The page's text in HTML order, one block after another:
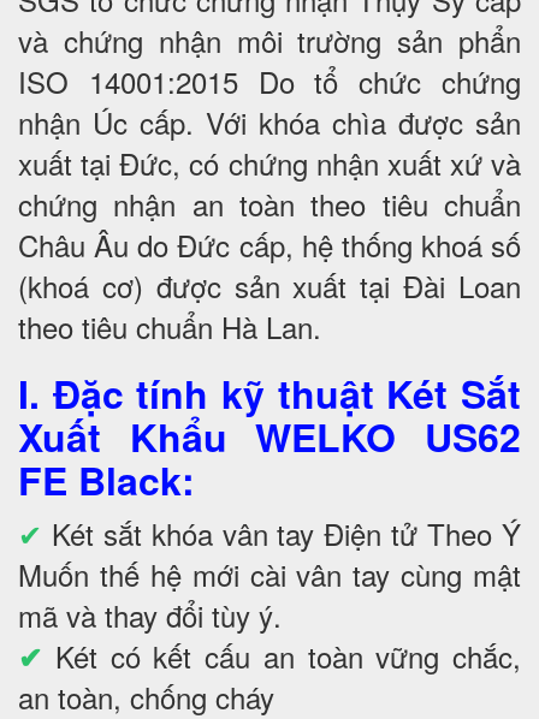
và chứng nhận môi trường sản phẩn
ISO 14001:2015 Do tổ chức chứng
nhận Úc cấp. Với khóa chìa được sản
xuất tại Đức, có chứng nhận xuất xứ và
chứng nhận an toàn theo tiêu chuẩn
Châu Âu do Đức cấp, hệ thống khoá số
(khoá cơ) được sản xuất tại Đài Loan
theo tiêu chuẩn Hà Lan.
I. Đặc tính kỹ thuật Két Sắt
Xuất Khẩu WELKO US62
FE Black:
✔ Két sắt khóa vân tay Điện tử Theo Ý
Muốn thế hệ mới cài vân tay cùng mật
mã và thay đổi tùy ý.
✔ Két có kết cấu an toàn vững chắc,
an toàn, chống cháy